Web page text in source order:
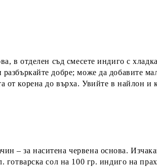
в отделен съд смесете индиго с
добре; може да добавите
от корена до върха. Увийте в найлон
– за наситена червена основа.
сол на 100 гр. индиго на